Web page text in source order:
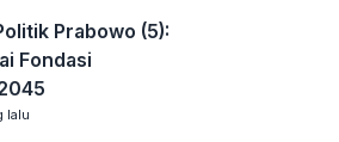
Prabowo (5):
Fondasi
lalu